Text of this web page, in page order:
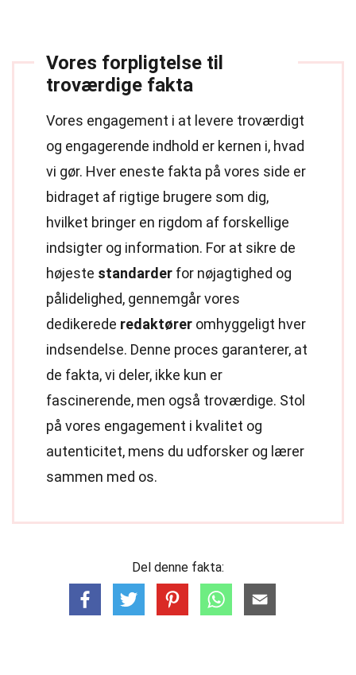
Vores forpligtelse til
troværdige fakta
Vores engagement i at levere troværdigt
og engagerende indhold er kernen i, hvad
vi gør. Hver eneste fakta på vores side er
bidraget af rigtige brugere som dig,
hvilket bringer en rigdom af forskellige
indsigter og information. For at sikre de
højeste standarder for nøjagtighed og
pålidelighed, gennemgår vores
dedikerede redaktører omhyggeligt hver
indsendelse. Denne proces garanterer, at
de fakta, vi deler, ikke kun er
fascinerende, men også troværdige. Stol
på vores engagement i kvalitet og
autenticitet, mens du udforsker og lærer
sammen med os.
Del denne fakta: